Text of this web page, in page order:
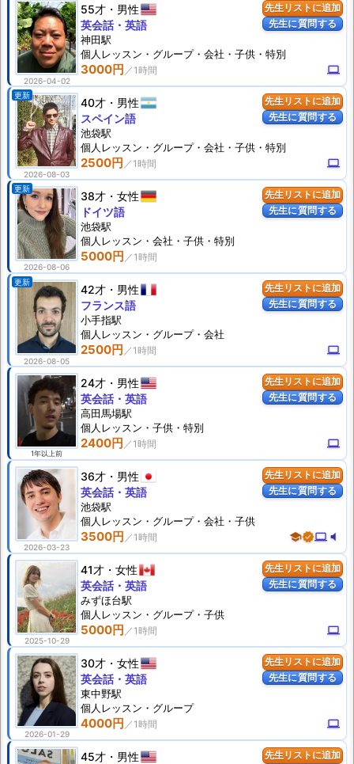
先生リストに追加
先生に質問する
2026-04-02
55才 男性
3000円 computer
英会話・英語
神田駅
個人 レッスン ・グループ・会社・子供・特別
先生リストに追加
先生に質問する
更新
2026-08-03
40才 男性
2500円 computer
スペイン語
池袋駅
個人 レッスン ・グループ・会社・子供・特別
先生リストに追加
先生に質問する
更新
2026-08-06
38才 女性
5000円
ドイツ語
池袋駅
個人 レッスン ・会社・子供・特別
先生リストに追加
先生に質問する
更新
2026-08-05
42才 男性
2500円 computer
フランス語
小手指駅
個人 レッスン ・グループ・会社
先生リストに追加
先生に質問する
1年以上前
24才 男性
2400円 computer
英会話・英語
高田馬場駅
個人 レッスン ・子供・特別
先生リストに追加
先生に質問する
2026-03-23
36才 男性
3500円 schoolverifiedcomputer volume_mute
英会話・英語
池袋駅
個人 レッスン ・グループ・会社・子供
先生リストに追加
先生に質問する
2025-10-29
41才 女性
5000円 computer
英会話・英語
みずほ台駅
個人 レッスン ・グループ・子供
先生リストに追加
先生に質問する
2026-01-29
30才 女性
4000円 computer
英会話・英語
東中野駅
個人 レッスン ・グループ
先生リストに追加
45才 男性